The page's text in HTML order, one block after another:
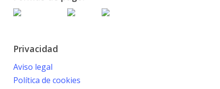
Privacidad
Aviso legal
Política de cookies